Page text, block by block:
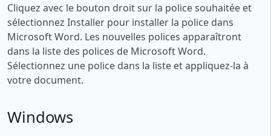
Cliquez avec le bouton droit sur la police souhaitée et
sélectionnez Installer pour installer la police dans
Microsoft Word. Les nouvelles polices apparaîtront
dans la liste des polices de Microsoft Word.
Sélectionnez une police dans la liste et appliquez-la à
votre document.
Windows